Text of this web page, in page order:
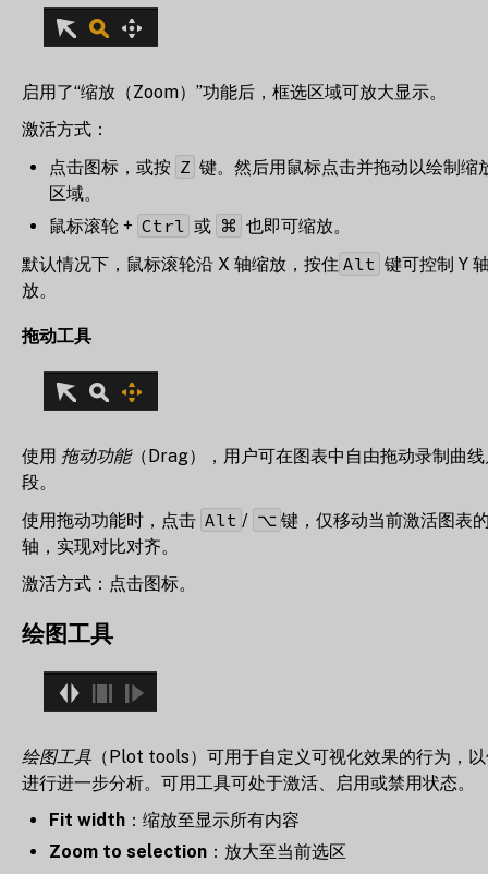
启用了“缩放（Zoom）”功能后，框选区域可放大显示。
激活方式：
点击图标，或按 Z 键。然后用鼠标点击并拖动以绘制缩
区域。
鼠标滚轮 + Ctrl 或 ⌘ 也即可缩放。
默认情况下，鼠标滚轮沿 X 轴缩放，按住 Alt 键可控制 Y
放。
拖动工具
使用 拖动功能（Drag），用户可在图表中自由拖动录制曲
段。
使用拖动功能时，点击 Alt / ⌥ 键，仅移动当前激活图表
轴，实现对比对齐。
激活方式：点击图标。
绘图工具
绘图工具 （Plot tools）可用于自定义可视化效果的行为，
进行进一步分析。可用工具可处于激活、启用或禁用状态。
Fit width ：缩放至显示所有内容
Zoom to selection ：放大至当前选区